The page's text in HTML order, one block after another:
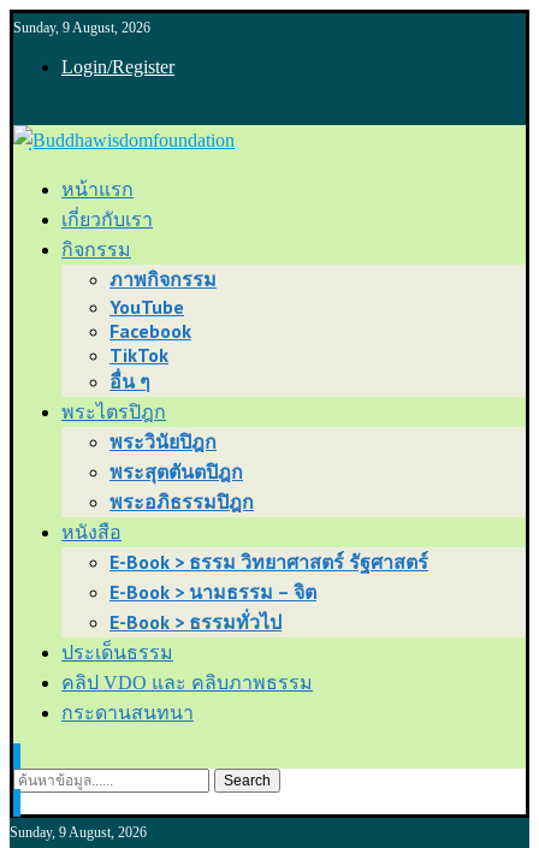
Sunday, 9 August, 2026
Login/Register
หน้าแรก
เกี่ยวกับเรา
กิจกรรม
ภาพกิจกรรม
YouTube
Facebook
TikTok
อื่น ๆ
พระไตรปิฎก
พระวินัยปิฎก
พระสุตตันตปิฎก
พระอภิธรรมปิฎก
หนังสือ
E-Book > ธรรม วิทยาศาสตร์ รัฐศาสตร์
E-Book > นามธรรม – จิต
E-Book > ธรรมทั่วไป
ประเด็นธรรม
คลิป VDO และ คลิบภาพธรรม
กระดานสนทนา
Search
Sunday, 9 August, 2026